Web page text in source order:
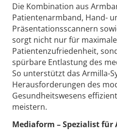
Die Kombination aus
Patientenarmband, Hand-
Präsentationsscannern
sorgt nicht nur für
Patientenzufriedenheit,
spürbare Entlastung des
So unterstützt das Armilla-
Herausforderungen des
Gesundheitswesens
meistern.
Mediaform – Spezialist für